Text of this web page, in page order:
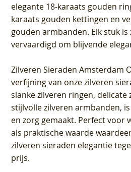
elegante 18-karaats gouden
karaats gouden kettingen en
gouden armbanden. Elk stuk is
vervaardigd om blijvende
Zilveren Sieraden Amsterdam
verfijning van onze zilveren
slanke zilveren ringen, delicate
stijlvolle zilveren armbanden,
en zorg gemaakt. Perfect voor
als praktische waarde
zilveren sieraden elegantie
prijs.